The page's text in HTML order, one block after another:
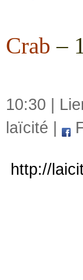
Crab –
10:30 |
laïcité
http://